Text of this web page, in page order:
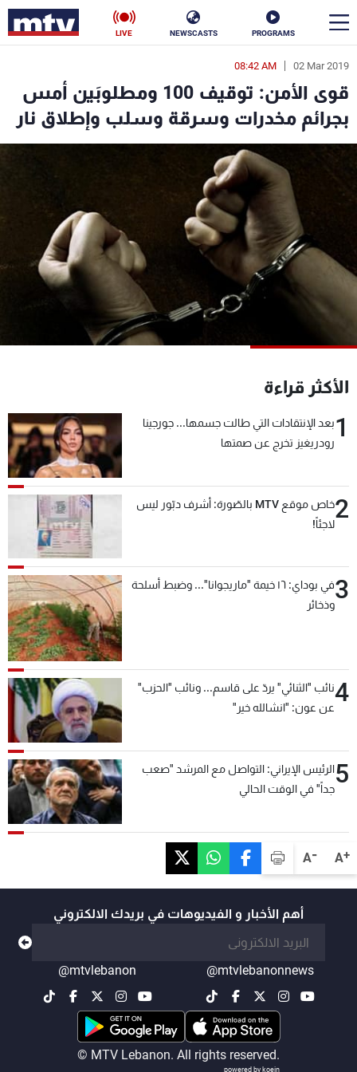
PROGRAMS
NEWSCASTS
LIVE
A+
A-
02 Mar 2019
08:42 AM
قوى الأمن: توقيف 100 ومطلوبَين أمس
بجرائم مخدرات وسرقة وسلب وإطلاق نار
الأكثر قراءة
1بعد الإنتقادات التي طالت جسمها... جورجينا
رودريغيز تخرج عن صمتها
2
خاص موقع MTV بالصّورة: أشرف دبّور ليس
لاجئاً!
3
في بوداي: ١٦ خيمة "ماريجوانا"... وضبط أسلحة
وذخائر
4نائب "الثنائي" يردّ على قاسم... ونائب "الحزب"
عن عون: "انشالله خير"
5الرئيس الإيراني: التواصل مع المرشد "صعب
جداً" في الوقت الحالي
أهم الأخبار و الفيديوهات في بريدك الالكتروني
@mtvlebanonnews
@mtvlebanon
© MTV Lebanon. All rights reserved.
powered by koein
en
الأخبار
سياسة ناس
إقتصاد
منوعات
كأس العالم
جدول البرامج
شاهد البرامج
الترددات
عن MTV
شروط الإسـتخدام
سياسة الخصوصية